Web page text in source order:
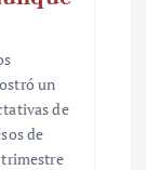
un
de
de
trimestre